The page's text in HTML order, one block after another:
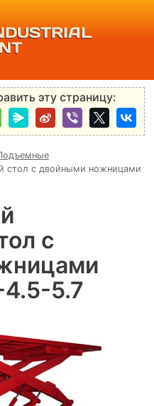
эту страницу:
стол с двойными ножницами
с
4.5-5.7